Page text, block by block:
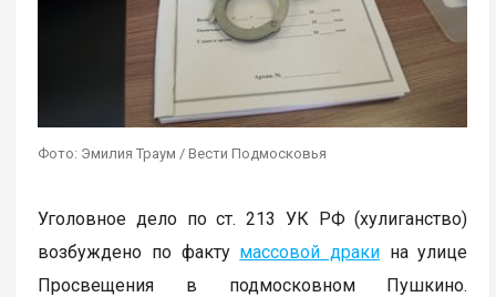
Фото: Эмилия Траум / Вести Подмосковья
Уголовное дело по ст. 213 УК РФ (хулиганство)
возбуждено по факту массовой дракина улице
Просвещения в подмосковном Пушкино.